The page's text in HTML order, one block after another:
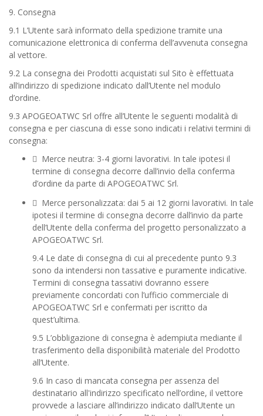
9. Consegna
9.1 L’Utente sarà informato della spedizione tramite una
comunicazione elettronica di conferma dell’avvenuta consegna
al vettore.
9.2 La consegna dei Prodotti acquistati sul Sito è effettuata
all’indirizzo di spedizione indicato dall’Utente nel modulo
d’ordine.
9.3 APOGEOATWC Srl offre all’Utente le seguenti modalità di
consegna e per ciascuna di esse sono indicati i relativi termini di
consegna:
 Merce neutra: 3-4 giorni lavorativi. In tale ipotesi il
termine di consegna decorre dall’invio della conferma
d’ordine da parte di APOGEOATWC Srl.
 Merce personalizzata: dai 5 ai 12 giorni lavorativi. In tale
ipotesi il termine di consegna decorre dall’invio da parte
dell’Utente della conferma del progetto personalizzato a
APOGEOATWC Srl.
9.4 Le date di consegna di cui al precedente punto 9.3
sono da intendersi non tassative e puramente indicative.
Termini di consegna tassativi dovranno essere
previamente concordati con l’ufficio commerciale di
APOGEOATWC Srl e confermati per iscritto da
quest’ultima.
9.5 L’obbligazione di consegna è adempiuta mediante il
trasferimento della disponibilità materiale del Prodotto
all’Utente.
9.6 In caso di mancata consegna per assenza del
destinatario all'indirizzo specificato nell’ordine, il vettore
provvede a lasciare all’indirizzo indicato dall’Utente un